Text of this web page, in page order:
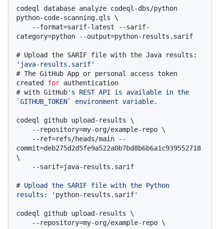
codeql database analyze codeql-dbs/python
python-code-scanning.qls \
#
'java-results.sarif'
# The GitHub App or personal access token
created for authentication
# with GitHub's REST API is available in the
`GITHUB_TOKEN` environment variable.
codeql github upload-results \
commit=deb275d2d5fe9a522a0b7bd8b6b6a1c939552718
\
# Upload the SARIF file with the Python
results: ' python-results.sarif'
codeql github upload-results \